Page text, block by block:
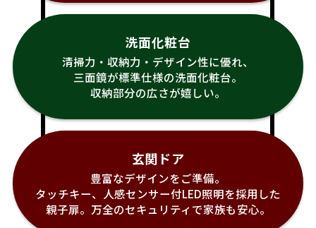
洗面化粧台
清掃力・収納力・デザイン性に優れ、
三面鏡が標準仕様の洗面化粧台。
収納部分の広さが嬉しい。
玄関ドア
豊富なデザインをご準備。
タッチキー、人感センサー付LED照明を採用した
親子扉。万全のセキュリティで家族も安心。